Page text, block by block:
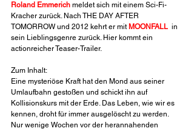
Roland Emmerich meldet sich mit einem Sci-Fi-
Kracher zurück. Nach THE DAY AFTER
TOMORROW und 2012 kehrt er mit MOONFALL
  in
sein Lieblingsgenre zurück. Hier kommt ein
actionreicher Teaser-Trailer.
Zum Inhalt:
Eine mysteriöse Kraft hat den Mond aus seiner
Umlaufbahn gestoßen und schickt ihn auf
Kollisionskurs mit der Erde. Das Leben, wie wir es
kennen, droht für immer ausgelöscht zu werden.
Nur wenige Wochen vor der herannahenden